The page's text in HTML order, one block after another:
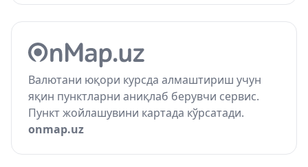
Валютани юқори курсда алмаштириш учун
яқин пунктларни аниқлаб берувчи сервис.
Пункт жойлашувини картада кўрсатади.
onmap.uz